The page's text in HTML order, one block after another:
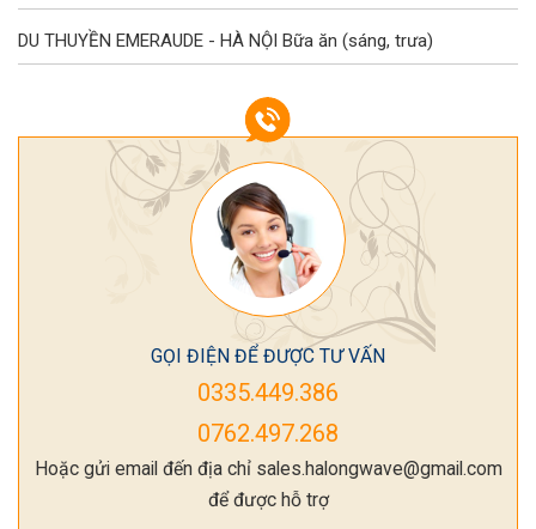
DU THUYỀN EMERAUDE - HÀ NỘI Bữa ăn (sáng, trưa)
GỌI ĐIỆN ĐỂ ĐƯỢC TƯ VẤN
0335.449.386
0762.497.268
Hoặc gửi email đến địa chỉ sales.halongwave@gmail.com
để được hỗ trợ